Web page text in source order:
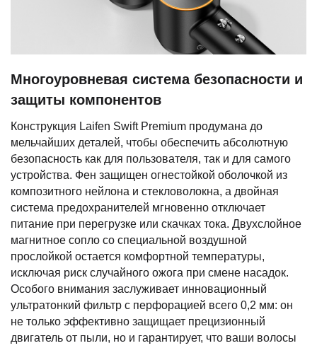
Многоуровневая система безопасности и
защиты компонентов
Конструкция Laifen Swift Premium продумана до
мельчайших деталей, чтобы обеспечить абсолютную
безопасность как для пользователя, так и для самого
устройства. Фен защищен огнестойкой оболочкой из
композитного нейлона и стекловолокна, а двойная
система предохранителей мгновенно отключает
питание при перегрузке или скачках тока. Двухслойное
магнитное сопло со специальной воздушной
прослойкой остается комфортной температуры,
исключая риск случайного ожога при смене насадок.
Особого внимания заслуживает инновационный
ультратонкий фильтр с перфорацией всего 0,2 мм: он
не только эффективно защищает прецизионный
двигатель от пыли, но и гарантирует, что ваши волосы